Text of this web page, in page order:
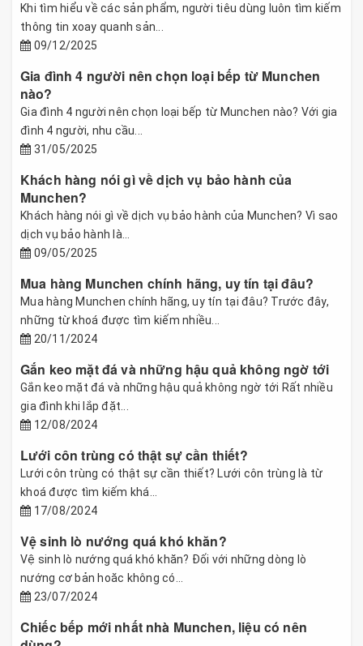
Khi tìm hiểu về các sản phẩm, người tiêu dùng luôn tìm kiếm
thông tin xoay quanh sản...
09/12/2025
Gia đình 4 người nên chọn loại bếp từ Munchen
nào?
Gia đình 4 người nên chọn loại bếp từ Munchen nào? Với gia
đình 4 người, nhu cầu...
31/05/2025
Khách hàng nói gì về dịch vụ bảo hành của
Munchen?
Khách hàng nói gì về dịch vụ bảo hành của Munchen? Vì sao
dịch vụ bảo hành là...
09/05/2025
Mua hàng Munchen chính hãng, uy tín tại đâu?
Mua hàng Munchen chính hãng, uy tín tại đâu? Trước đây,
những từ khoá được tìm kiếm nhiều...
20/11/2024
Gắn keo mặt đá và những hậu quả không ngờ tới
Gắn keo mặt đá và những hậu quả không ngờ tới Rất nhiều
gia đình khi lắp đặt...
12/08/2024
Lưới côn trùng có thật sự cần thiết?
Lưới côn trùng có thật sự cần thiết? Lưới côn trùng là từ
khoá được tìm kiếm khá...
17/08/2024
Vệ sinh lò nướng quá khó khăn?
Vệ sinh lò nướng quá khó khăn? Đối với những dòng lò
nướng cơ bản hoăc không có...
23/07/2024
Chiếc bếp mới nhất nhà Munchen, liệu có nên